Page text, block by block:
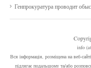
Генпрокуратура проводит
info
Вся інформація, розміщена на веб-
підлягає подальшому та/або